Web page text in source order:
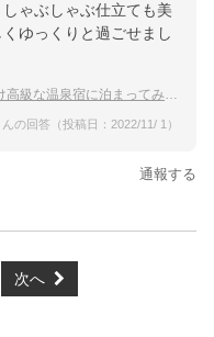
ゃぶしゃぶ仕立ても美
ゆっくりと過ごせまし
ってみたい！食事がおいしい贅沢できるホテルは？
の回答（投稿日：2022/11/ 1）
通報する
次へ